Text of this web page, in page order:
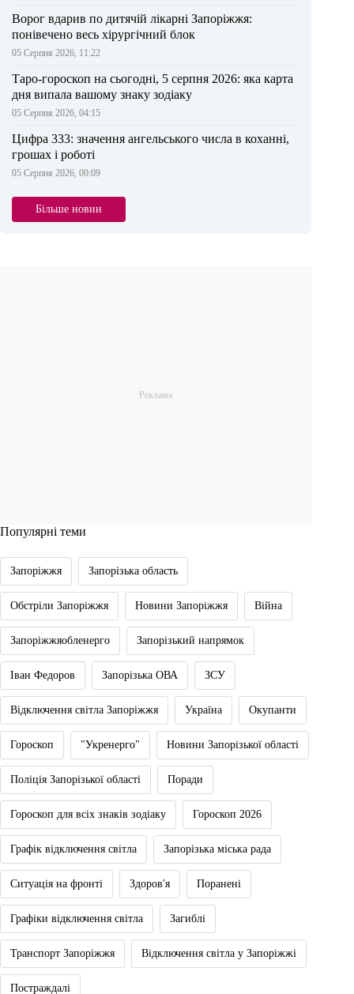
Ворог вдарив по дитячій лікарні Запоріжжя:
понівечено весь хірургічний блок
05 Серпня 2026, 11:22
Таро-гороскоп на сьогодні, 5 серпня 2026: яка карта
дня випала вашому знаку зодіаку
05 Серпня 2026, 04:15
Цифра 333: значення ангельського числа в коханні,
грошах і роботі
05 Серпня 2026, 00:09
Більше новин
Популярні теми
Запоріжжя Запорізька область
Обстріли Запоріжжя Новини Запоріжжя Війна
Запоріжжяобленерго Запорізький напрямок
Іван Федоров Запорізька ОВА ЗСУ
Відключення світла Запоріжжя Україна Окупанти
Гороскоп "Укренерго" Новини Запорізької області
Поліція Запорізької області Поради
Гороскоп для всіх знаків зодіаку Гороскоп 2026
Графік відключення світла Запорізька міська рада
Ситуація на фронті Здоров'я Поранені
Графіки відключення світла Загиблі
Транспорт Запоріжжя Відключення світла у Запоріжжі
Постраждалі